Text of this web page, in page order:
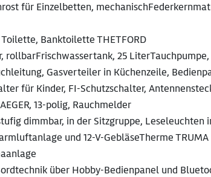
für Einzelbetten,
Banktoilette THETFORD
rollbarFrischwassertank, 25
Gasverteiler in Küchenzeile,
für Kinder, FI-Schutzschalter,
13-polig, Rauchmelder
dimmbar, in der Sitzgruppe, Leseleuchten
und 12-V-GebläseTherme
über Hobby-Bedienpanel und